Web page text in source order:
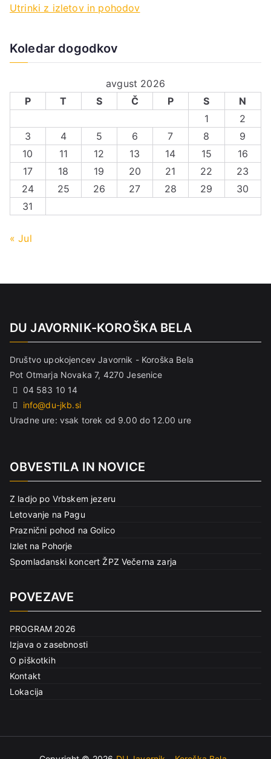
Utrinki z izletov in pohodov
Koledar dogodkov
avgust 2026
P
T S Č P S
N
1
2
3
4 5 6 7 8
9
10
11 12 13 14 15
16
17
18 19 20 21 22
23
24
25 26 27 28 29
30
31
« Jul
DU JAVORNIK-KOROŠKA BELA
Društvo upokojencev Javornik - Koroška Bela
Pot Otmarja Novaka 7, 4270 Jesenice
04 583 10 14
info@du-jkb.si
Uradne ure: vsak torek od 9.00 do 12.00 ure
OBVESTILA IN NOVICE
Z ladjo po Vrbskem jezeru
Letovanje na Pagu
Praznični pohod na Golico
Izlet na Pohorje
Spomladanski koncert ŽPZ Večerna zarja
POVEZAVE
PROGRAM 2026
Izjava o zasebnosti
O piškotkih
Kontakt
Lokacija